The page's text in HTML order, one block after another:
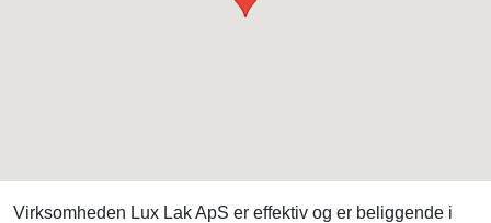
Virksomheden Lux Lak ApS er effektiv og er beliggende i